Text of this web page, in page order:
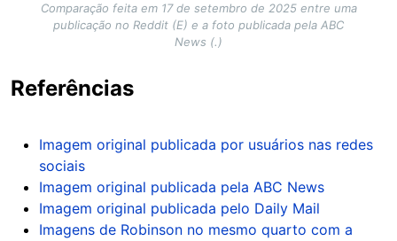
Comparação feita em 17 de setembro de 2025 entre uma
publicação no Reddit (E) e a foto publicada pela ABC
News (.)
Referências
Imagem original publicada por usuários nas redes
sociais
Imagem original publicada pela ABC News
Imagem original publicada pelo Daily Mail
Imagens de Robinson no mesmo quarto com a